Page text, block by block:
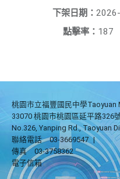
下架日期：
點擊率： 187
桃園市立福豐國民中學Taoyuan
33070 桃園市桃園區延平路326
No.326, Yanping Rd., Taoyuan
聯絡電話
03-3669547 |
傳真
03-3758362
電子信箱